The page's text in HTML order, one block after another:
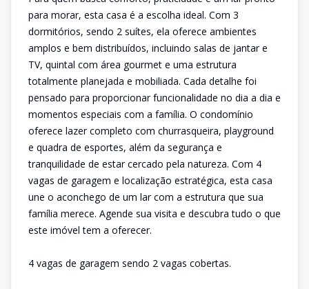
para morar, esta casa é a escolha ideal. Com 3
dormitórios, sendo 2 suítes, ela oferece ambientes
amplos e bem distribuídos, incluindo salas de jantar e
TV, quintal com área gourmet e uma estrutura
totalmente planejada e mobiliada. Cada detalhe foi
pensado para proporcionar funcionalidade no dia a dia e
momentos especiais com a família. O condomínio
oferece lazer completo com churrasqueira, playground
e quadra de esportes, além da segurança e
tranquilidade de estar cercado pela natureza. Com 4
vagas de garagem e localização estratégica, esta casa
une o aconchego de um lar com a estrutura que sua
família merece. Agende sua visita e descubra tudo o que
este imóvel tem a oferecer.
4 vagas de garagem sendo 2 vagas cobertas.